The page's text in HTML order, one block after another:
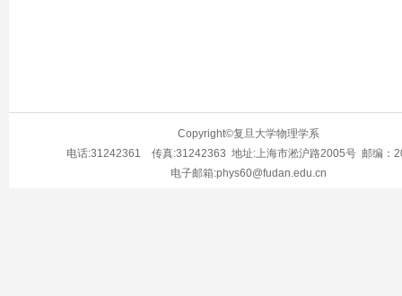
Copyright©复旦大学物理学系
电话:31242361 传真:31242363 地址:上海市淞沪路2005号 邮编：
电子邮箱:phys60@fudan.edu.cn